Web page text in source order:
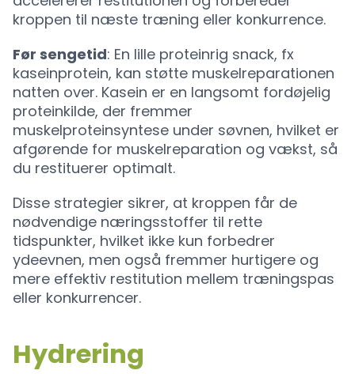
kroppen til næste træning eller konkurrence.
Før sengetid: En lille proteinrig snack, fx
kaseinprotein, kan støtte muskelreparationen
natten over. Kasein er en langsomt fordøjelig
proteinkilde, der fremmer
muskelproteinsyntese under søvnen, hvilket er
afgørende for muskelreparation og vækst, så
du restituerer optimalt.
Disse strategier sikrer, at kroppen får de
nødvendige næringsstoffer til rette
tidspunkter, hvilket ikke kun forbedrer
ydeevnen, men også fremmer hurtigere og
mere effektiv restitution mellem træningspas
eller konkurrencer.
Hydrering